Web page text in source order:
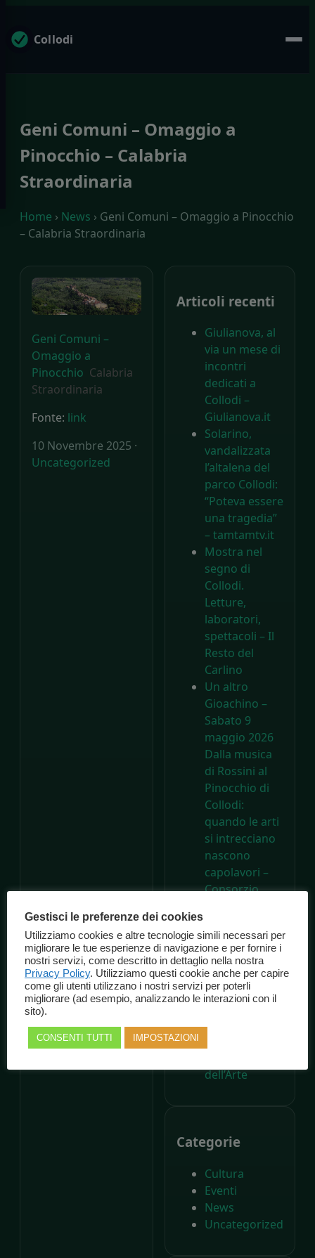
Collodi
Geni Comuni – Omaggio a
Pinocchio – Calabria
Straordinaria
Home › News › Geni Comuni – Omaggio a Pinocchio
– Calabria Straordinaria
Geni Comuni –
Omaggio a
Pinocchio Calabria
Straordinaria
Fonte: link
10 Novembre 2025 ·
Uncategorized
Articoli recenti
Giulianova, al
via un mese di
incontri
dedicati a
Collodi –
Giulianova.it
Solarino,
vandalizzata
l’altalena del
parco Collodi:
“Poteva essere
una tragedia”
– tamtamtv.it
Mostra nel
segno di
Collodi.
Letture,
laboratori,
spettacoli – Il
Resto del
Carlino
Un altro
Gioachino –
Sabato 9
maggio 2026
Dalla musica
di Rossini al
Pinocchio di
Collodi:
quando le arti
si intrecciano
nascono
capolavori –
Consorzio
A 200 anni
dalla nascita di
Carlo Collodi,
Il Parco di
Pinocchio
compie
dell’Arte
Categorie
Cultura
Eventi
News
Uncategorized
Gestisci le preferenze dei cookies
Utilizziamo cookies e altre tecnologie simili necessari per
migliorare le tue esperienze di navigazione e per fornire i
nostri servizi, come descritto in dettaglio nella nostra
Privacy Policy. Utilizziamo questi cookie anche per capire
come gli utenti utilizzano i nostri servizi per poterli
migliorare (ad esempio, analizzando le interazioni con il
sito).
CONSENTI TUTTI IMPOSTAZIONI